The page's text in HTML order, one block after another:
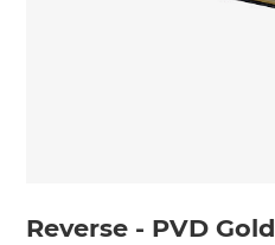
Reverse - PVD Gold